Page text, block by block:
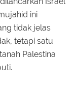
ini
tidak jelas
tetapi satu
Palestina